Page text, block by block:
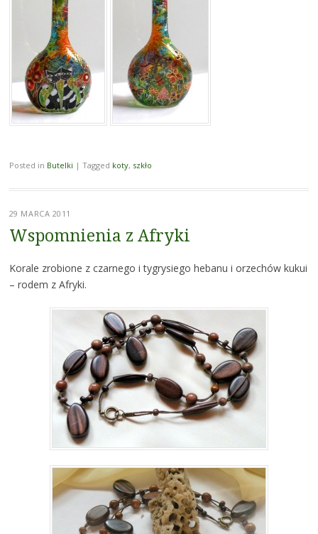
Posted in Butelki | Tagged koty, szkło
29 MARCA 2011
Wspomnienia z Afryki
Korale zrobione z czarnego i tygrysiego hebanu i orzechów kukui
– rodem z Afryki.